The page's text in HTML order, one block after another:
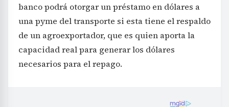
banco podrá otorgar un préstamo en dólares a
una pyme del transporte si esta tiene el respaldo
de un agroexportador, que es quien aporta la
capacidad real para generar los dólares
necesarios para el repago.